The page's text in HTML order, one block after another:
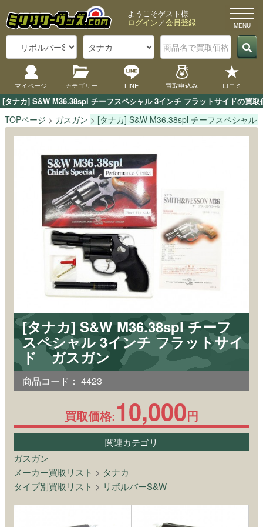
[タナカ] S&W M36.38spl チーフスペシャル 3インチ フラットサイドの買
ようこそゲスト様
ログイン／会員登録
マイページ カテゴリー LINE 買取申込み 口コミ
TOPページ ガスガン [タナカ] S&W M36.38spl チーフスペシャル
[タナカ] S&W M36.38spl チーフ
スペシャル 3インチ フラットサイ
ド ガスガン
商品コード： 4423
買取価格:10,000円
関連カテゴリ
ガスガン
メーカー買取リスト > タナカ
タイプ別買取リスト > リボルバーS&W